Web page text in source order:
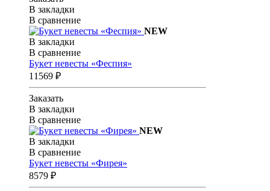
В закладки
В сравнение
NEW
В закладки
В сравнение
Букет невесты «Феспия»
11569 ₽
Заказать
В закладки
В сравнение
NEW
В закладки
В сравнение
Букет невесты «Фирея»
8579 ₽